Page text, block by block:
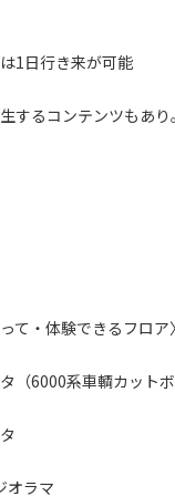
1日行き来が可能
るコンテンツもあり。
て・体験できるフロア〉
（6000系車輌カットボ
オラマ